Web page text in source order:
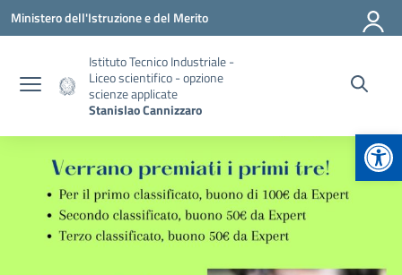
Vai ai contenuti
Vai al menu di navigazione
Vai al footer
Ministero dell'Istruzione e del Merito
Istituto Tecnico Industriale -
Liceo scientifico - opzione
scienze applicate
Stanislao Cannizzaro